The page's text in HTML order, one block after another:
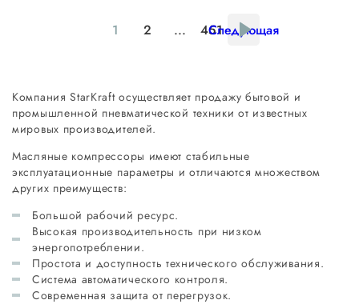
1 2 ... 451
Следующая
Компания StarKraft осуществляет продажу бытовой и
промышленной пневматической техники от известных
мировых производителей.
Масляные компрессоры имеют стабильные
эксплуатационные параметры и отличаются множеством
других преимуществ:
Большой рабочий ресурс.
Высокая производительность при низком
энергопотреблении.
Простота и доступность технического обслуживания.
Система автоматического контроля.
Современная защита от перегрузок.